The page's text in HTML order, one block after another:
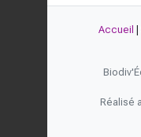
Accueil
Réalisé